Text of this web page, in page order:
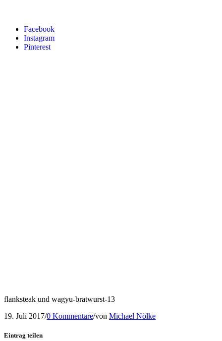
Facebook
Instagram
Pinterest
flanksteak und wagyu-bratwurst-13
19. Juli 2017/0 Kommentare/von Michael Nölke
Eintrag teilen